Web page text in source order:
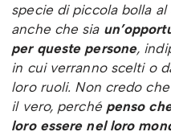
specie di piccola bolla
anche che sia
per queste persone,
in cui verranno scelti o
loro ruoli. Non credo
il vero, perché penso
loro essere nel loro